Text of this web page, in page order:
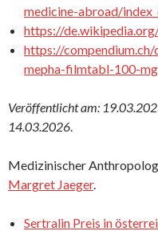
medicine-abroad/
https://
https://
mepha-filmtabl-100-mg
Veröffentlicht am:
14.03.2026.
Medizinischer
Margret Jaeger.
Sertralin Preis in